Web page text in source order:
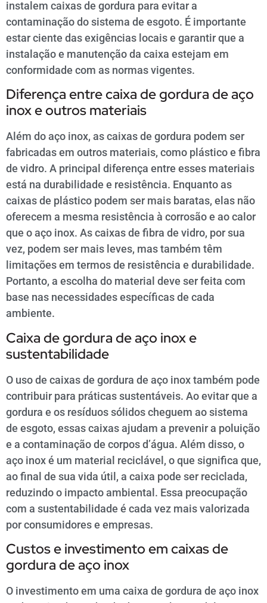
instalem caixas de gordura para evitar a
contaminação do sistema de esgoto. É importante
estar ciente das exigências locais e garantir que a
instalação e manutenção da caixa estejam em
conformidade com as normas vigentes.
Diferença entre caixa de gordura de aço
inox e outros materiais
Além do aço inox, as caixas de gordura podem ser
fabricadas em outros materiais, como plástico e fibra
de vidro. A principal diferença entre esses materiais
está na durabilidade e resistência. Enquanto as
caixas de plástico podem ser mais baratas, elas não
oferecem a mesma resistência à corrosão e ao calor
que o aço inox. As caixas de fibra de vidro, por sua
vez, podem ser mais leves, mas também têm
limitações em termos de resistência e durabilidade.
Portanto, a escolha do material deve ser feita com
base nas necessidades específicas de cada
ambiente.
Caixa de gordura de aço inox e
sustentabilidade
O uso de caixas de gordura de aço inox também pode
contribuir para práticas sustentáveis. Ao evitar que a
gordura e os resíduos sólidos cheguem ao sistema
de esgoto, essas caixas ajudam a prevenir a poluição
e a contaminação de corpos d’água. Além disso, o
aço inox é um material reciclável, o que significa que,
ao final de sua vida útil, a caixa pode ser reciclada,
reduzindo o impacto ambiental. Essa preocupação
com a sustentabilidade é cada vez mais valorizada
por consumidores e empresas.
Custos e investimento em caixas de
gordura de aço inox
O investimento em uma caixa de gordura de aço inox